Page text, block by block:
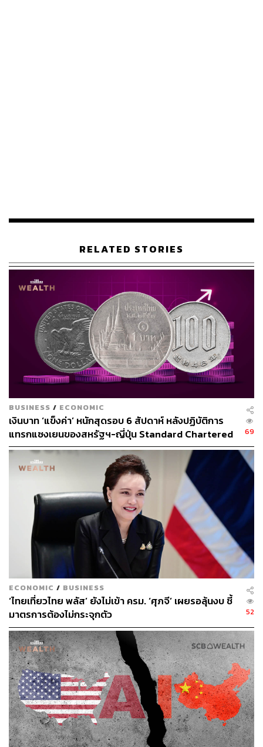
RELATED STORIES
BUSINESS / ECONOMIC
เงินบาท ‘แข็งค่า’ หนักสุดรอบ 6 สัปดาห์ หลังปฏิบัติการ
แทรกแซงเยนของสหรัฐฯ-ญี่ปุ่น Standard Chartered
เปิดเป้าสิ้นปีนี้จ่อแข็งต่อแตะ 32.50 บาทต่อดอลลาร์
69
ECONOMIC / BUSINESS
‘ไทยเที่ยวไทย พลัส’ ยังไม่เข้า ครม. ‘ศุภจี’ เผยรอลุ้นงบ ชี้
มาตรการต้องไม่กระจุกตัว
52